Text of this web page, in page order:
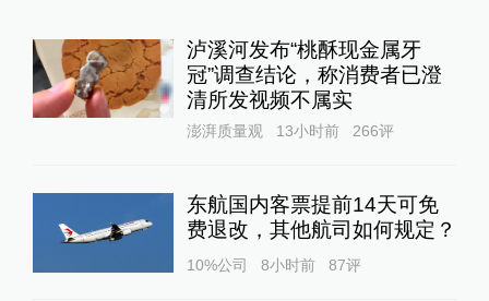
泸溪河发布“桃酥现金属牙
冠”调查结论，称消费者已澄
清所发视频不属实
澎湃质量观 13小时前 266评
东航国内客票提前14天可免
费退改，其他航司如何规定？
10%公司 8小时前 87评